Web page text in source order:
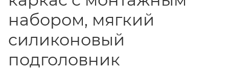
набором, мягкий
силиконовый
подголовник